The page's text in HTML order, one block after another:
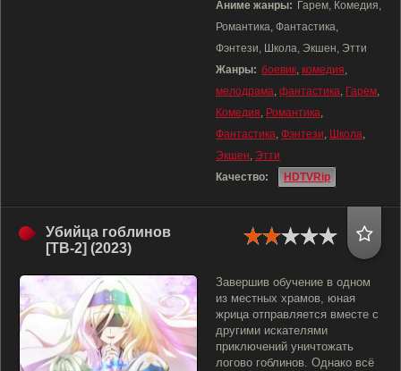
Аниме жанры: Гарем, Комедия,
Романтика, Фантастика,
Фэнтези, Школа, Экшен, Этти
Жанры: боевик, комедия,
мелодрама, фантастика, Гарем,
Комедия, Романтика,
Фантастика, Фэнтези, Школа,
Экшен, Этти
Качество:
HDTVRip
Убийца гоблинов
[ТВ-2] (2023)
Завершив обучение в одном
из местных храмов, юная
жрица отправляется вместе с
другими искателями
приключений уничтожать
логово гоблинов. Однако всё